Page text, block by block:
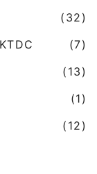
(32)
(7)
(13)
(1)
(12)